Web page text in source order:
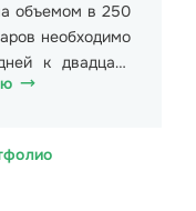
объемом в 250
необходимо
к двадцать
от 70мм до